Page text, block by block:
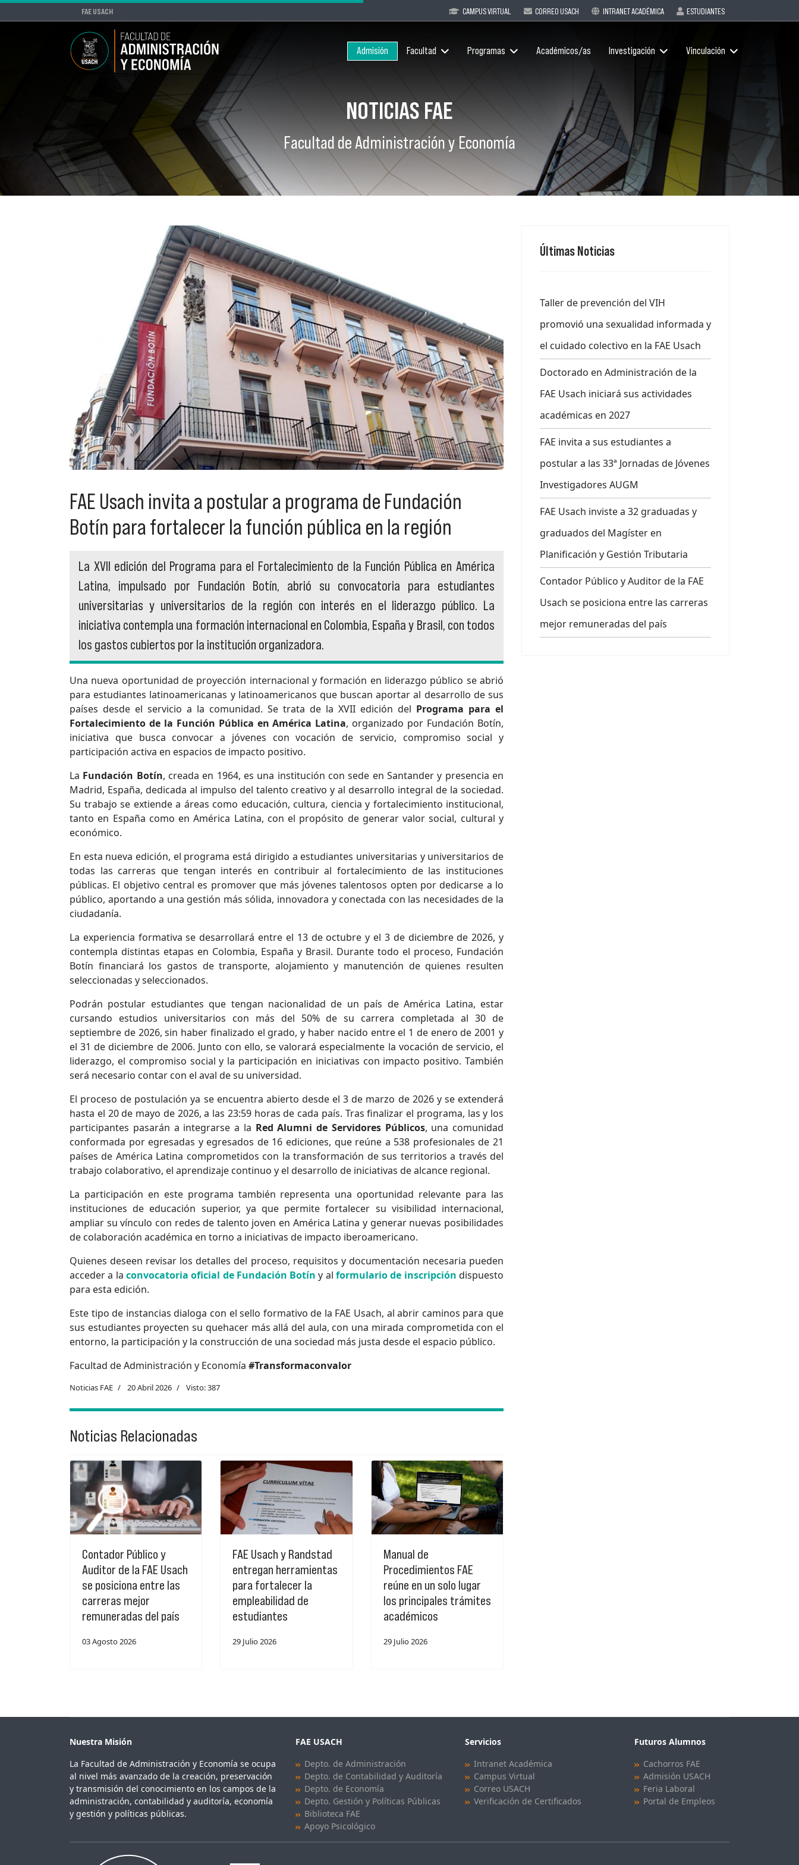
FAE USACH CAMPUS VIRTUAL CORREO USACH INTRANET ACADÉMICA ESTUDIANTES
Admisión Facultad Programas Académicos/as Investigación Vinculación
NOTICIAS FAE
Facultad de Administración y Economía
FAE Usach invita a postular a programa de Fundación
Botín para fortalecer la función pública en la región
La XVII edición del Programa para el Fortalecimiento de la Función Pública en América
Latina, impulsado por Fundación Botín, abrió su convocatoria para estudiantes
universitarias y universitarios de la región con interés en el liderazgo público. La
iniciativa contempla una formación internacional en Colombia, España y Brasil, con todos
los gastos cubiertos por la institución organizadora.
Una nueva oportunidad de proyección internacional y formación en liderazgo público se abrió
para estudiantes latinoamericanas y latinoamericanos que buscan aportar al desarrollo de sus
países desde el servicio a la comunidad. Se trata de la XVII edición del Programa para el
Fortalecimiento de la Función Pública en América Latina, organizado por Fundación Botín,
iniciativa que busca convocar a jóvenes con vocación de servicio, compromiso social y
participación activa en espacios de impacto positivo.
La Fundación Botín, creada en 1964, es una institución con sede en Santander y presencia en
Madrid, España, dedicada al impulso del talento creativo y al desarrollo integral de la sociedad.
Su trabajo se extiende a áreas como educación, cultura, ciencia y fortalecimiento institucional,
tanto en España como en América Latina, con el propósito de generar valor social, cultural y
económico.
En esta nueva edición, el programa está dirigido a estudiantes universitarias y universitarios de
todas las carreras que tengan interés en contribuir al fortalecimiento de las instituciones
públicas. El objetivo central es promover que más jóvenes talentosos opten por dedicarse a lo
público, aportando a una gestión más sólida, innovadora y conectada con las necesidades de la
ciudadanía.
La experiencia formativa se desarrollará entre el 13 de octubre y el 3 de diciembre de 2026, y
contempla distintas etapas en Colombia, España y Brasil. Durante todo el proceso, Fundación
Botín financiará los gastos de transporte, alojamiento y manutención de quienes resulten
seleccionadas y seleccionados.
Podrán postular estudiantes que tengan nacionalidad de un país de América Latina, estar
cursando estudios universitarios con más del 50% de su carrera completada al 30 de
septiembre de 2026, sin haber finalizado el grado, y haber nacido entre el 1 de enero de 2001 y
el 31 de diciembre de 2006. Junto con ello, se valorará especialmente la vocación de servicio, el
liderazgo, el compromiso social y la participación en iniciativas con impacto positivo. También
será necesario contar con el aval de su universidad.
El proceso de postulación ya se encuentra abierto desde el 3 de marzo de 2026 y se extenderá
hasta el 20 de mayo de 2026, a las 23:59 horas de cada país. Tras finalizar el programa, las y los
participantes pasarán a integrarse a la Red Alumni de Servidores Públicos, una comunidad
conformada por egresadas y egresados de 16 ediciones, que reúne a 538 profesionales de 21
países de América Latina comprometidos con la transformación de sus territorios a través del
trabajo colaborativo, el aprendizaje continuo y el desarrollo de iniciativas de alcance regional.
La participación en este programa también representa una oportunidad relevante para las
instituciones de educación superior, ya que permite fortalecer su visibilidad internacional,
ampliar su vínculo con redes de talento joven en América Latina y generar nuevas posibilidades
de colaboración académica en torno a iniciativas de impacto iberoamericano.
Quienes deseen revisar los detalles del proceso, requisitos y documentación necesaria pueden
acceder a la convocatoria oficial de Fundación Botín y alformulario de inscripción dispuesto
para esta edición.
Este tipo de instancias dialoga con el sello formativo de la FAE Usach, al abrir caminos para que
sus estudiantes proyecten su quehacer más allá del aula, con una mirada comprometida con el
entorno, la participación y la construcción de una sociedad más justa desde el espacio público.
Facultad de Administración y Economía #Transformaconvalor
Noticias FAE 20 Abril 2026 Visto: 387
Noticias Relacionadas
Contador Público y
Auditor de la FAE Usach
se posiciona entre las
carreras mejor
remuneradas del país
03 Agosto 2026
FAE Usach y Randstad
entregan herramientas
para fortalecer la
empleabilidad de
estudiantes
29 Julio 2026
Manual de
Procedimientos FAE
reúne en un solo lugar
los principales trámites
académicos
29 Julio 2026
Últimas Noticias
Taller de prevención del VIH
promovió una sexualidad informada y
el cuidado colectivo en la FAE Usach
Doctorado en Administración de la
FAE Usach iniciará sus actividades
académicas en 2027
FAE invita a sus estudiantes a
postular a las 33ª Jornadas de Jóvenes
Investigadores AUGM
FAE Usach inviste a 32 graduadas y
graduados del Magíster en
Planificación y Gestión Tributaria
Contador Público y Auditor de la FAE
Usach se posiciona entre las carreras
mejor remuneradas del país
Nuestra Misión
La Facultad de Administración y Economía se ocupa
al nivel más avanzado de la creación, preservación
y transmisión del conocimiento en los campos de la
administración, contabilidad y auditoría, economía
y gestión y políticas públicas.
FAE USACH
Depto. de Administración
Depto. de Contabilidad y Auditoría
Depto. de Economía
Depto. Gestión y Políticas Públicas
Biblioteca FAE
Apoyo Psicológico
Servicios
Intranet Académica
Campus Virtual
Correo USACH
Verificación de Certificados
Futuros Alumnos
Cachorros FAE
Admisión USACH
Feria Laboral
Portal de Empleos